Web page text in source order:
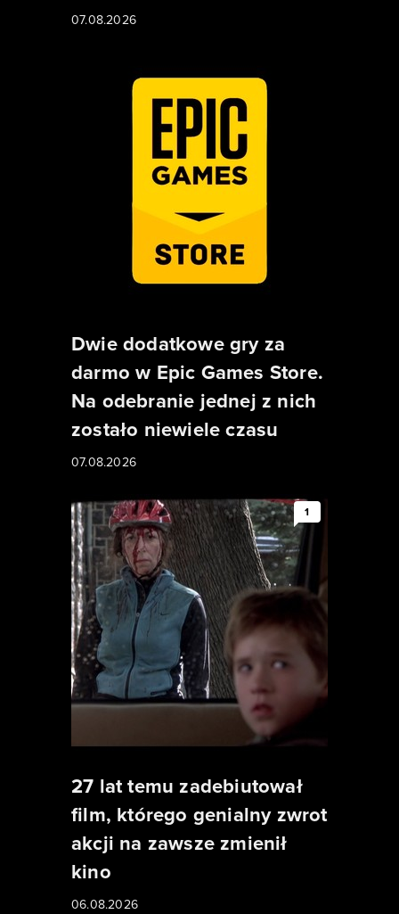
07.08.2026
Dwie dodatkowe gry za
darmo w Epic Games Store.
Na odebranie jednej z nich
zostało niewiele czasu
07.08.2026
1
27 lat temu zadebiutował
film, którego genialny zwrot
akcji na zawsze zmienił
kino
06.08.2026